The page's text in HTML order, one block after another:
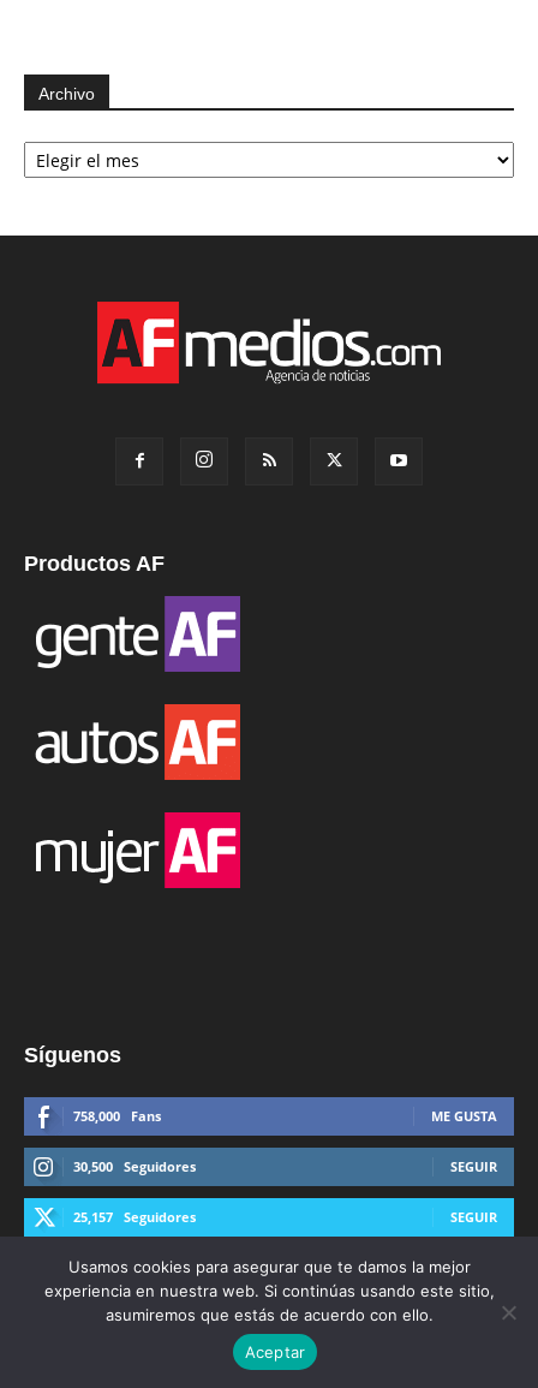
Archivo
Archivo
Productos AF
Síguenos
758,000 Fans ME GUSTA
30,500 Seguidores SEGUIR
25,157 Seguidores SEGUIR
44,600 Suscriptores SUSCRIBIRTE
© Derechos Reservados AFmedios 2021
Usamos cookies para asegurar que te damos la mejor
experiencia en nuestra web. Si continúas usando este sitio,
asumiremos que estás de acuerdo con ello.
Aceptar